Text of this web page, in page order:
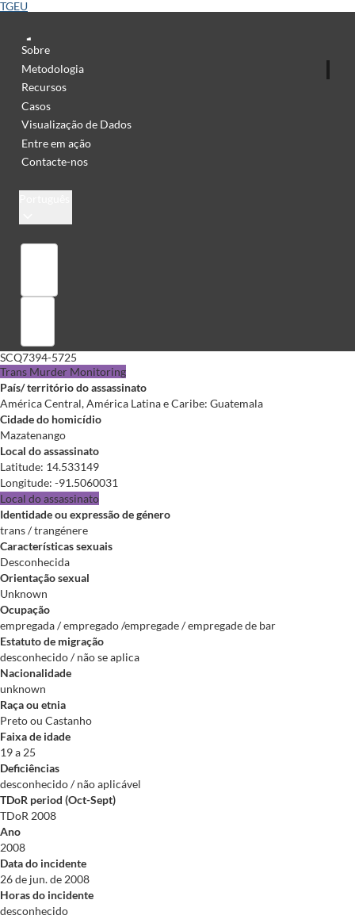
TGEU
Sobre
Metodologia
Recursos
Casos
Visualização de Dados
Entre em ação
Contacte-nos
SCQ7394-5725
Trans Murder Monitoring
País/ território do assassinato
América Central, América Latina e Caribe: Guatemala
Cidade do homicídio
Mazatenango
Local do assassinato
Latitude: 14.533149
Longitude: -91.5060031
Local do assassinato
Identidade ou expressão de género
trans / trangénere
Características sexuais
Desconhecida
Orientação sexual
Unknown
Ocupação
empregada / empregado /empregade / empregade de bar
Estatuto de migração
desconhecido / não se aplica
Nacionalidade
unknown
Raça ou etnia
Preto ou Castanho
Faixa de idade
19 a 25
Deficiências
desconhecido / não aplicável
TDoR period (Oct-Sept)
TDoR 2008
Ano
2008
Data do incidente
26 de jun. de 2008
Horas do incidente
desconhecido